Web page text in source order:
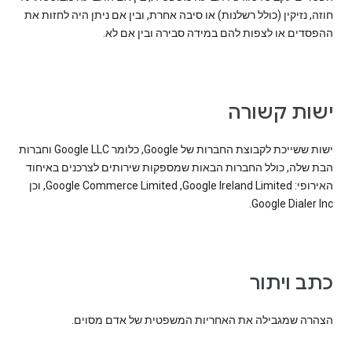
חוזה, נזיקין (כולל רשלנות) או סיבה אחרת, ובין אם ניתן היה לחזות את
ההפסדים או לצפות להם במידה סבירה ובין אם לא.
ישות קשורה
ישות ששייכת לקבוצת החברות של Google, כלומר Google LLC וחברות
הבת שלה, כולל החברות הבאות שמספקות שירותים לצרכנים באיחוד
האירופי: Google Ireland Limited,‏ Google Commerce Limited, וכן
Google Dialer Inc.
כתב ויתור
הצהרה שמגבילה את האחריות המשפטית של אדם מסוים.